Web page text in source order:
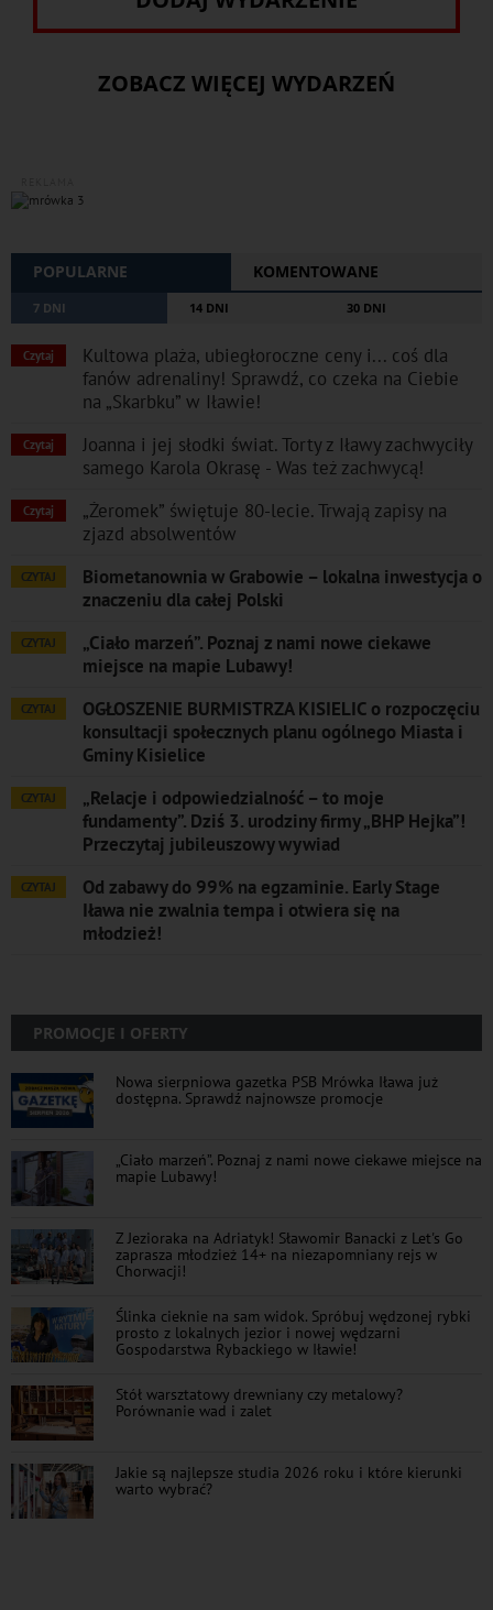
ZOBACZ WIĘCEJ WYDARZEŃ
POPULARNE KOMENTOWANE
7 DNI 14 DNI 30 DNI
Czytaj
Kultowa plaża, ubiegłoroczne ceny i... coś dla
fanów adrenaliny! Sprawdź, co czeka na Ciebie
na „Skarbku” w Iławie!
Czytaj
Joanna i jej słodki świat. Torty z Iławy zachwyciły
samego Karola Okrasę - Was też zachwycą!
Czytaj
„Żeromek” świętuje 80-lecie. Trwają zapisy na
zjazd absolwentów
CZYTAJ
Biometanownia w Grabowie – lokalna inwestycja o
znaczeniu dla całej Polski
CZYTAJ
„Ciało marzeń”. Poznaj z nami nowe ciekawe
miejsce na mapie Lubawy!
CZYTAJ
OGŁOSZENIE BURMISTRZA KISIELIC o rozpoczęciu
konsultacji społecznych planu ogólnego Miasta i
Gminy Kisielice
CZYTAJ
„Relacje i odpowiedzialność – to moje
fundamenty”. Dziś 3. urodziny firmy „BHP Hejka”!
Przeczytaj jubileuszowy wywiad
CZYTAJ
Od zabawy do 99% na egzaminie. Early Stage
Iława nie zwalnia tempa i otwiera się na
młodzież!
PROMOCJE I OFERTY
Nowa sierpniowa gazetka PSB Mrówka Iława już
dostępna. Sprawdź najnowsze promocje
„Ciało marzeń”. Poznaj z nami nowe ciekawe miejsce na
mapie Lubawy!
Z Jezioraka na Adriatyk! Sławomir Banacki z Let's Go
zaprasza młodzież 14+ na niezapomniany rejs w
Chorwacji!
Ślinka cieknie na sam widok. Spróbuj wędzonej rybki
prosto z lokalnych jezior i nowej wędzarni
Gospodarstwa Rybackiego w Iławie!
Stół warsztatowy drewniany czy metalowy?
Porównanie wad i zalet
Jakie są najlepsze studia 2026 roku i które kierunki
warto wybrać?